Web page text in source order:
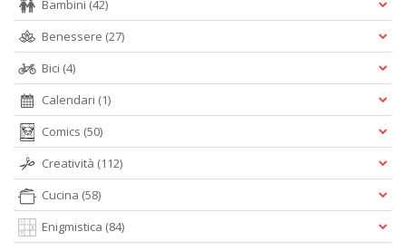
Bambini (42)
Benessere (27)
Bici (4)
Calendari (1)
Comics (50)
Creatività (112)
Cucina (58)
Enigmistica (84)